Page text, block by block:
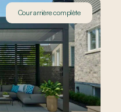
Cour arrière complète